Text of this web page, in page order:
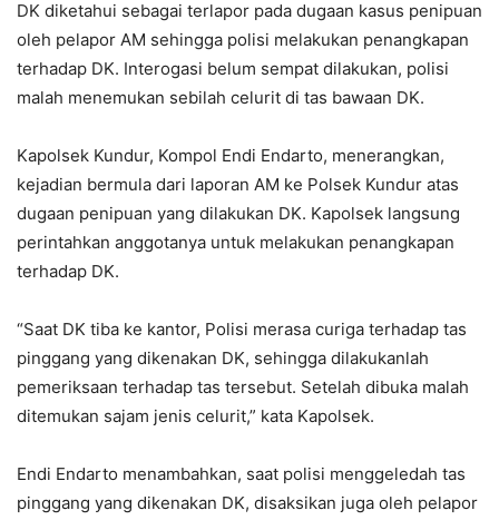
DK diketahui sebagai terlapor pada dugaan kasus penipuan
oleh pelapor AM sehingga polisi melakukan penangkapan
terhadap DK. Interogasi belum sempat dilakukan, polisi
malah menemukan sebilah celurit di tas bawaan DK.
Kapolsek Kundur, Kompol Endi Endarto, menerangkan,
kejadian bermula dari laporan AM ke Polsek Kundur atas
dugaan penipuan yang dilakukan DK. Kapolsek langsung
perintahkan anggotanya untuk melakukan penangkapan
terhadap DK.
“Saat DK tiba ke kantor, Polisi merasa curiga terhadap tas
pinggang yang dikenakan DK, sehingga dilakukanlah
pemeriksaan terhadap tas tersebut. Setelah dibuka malah
ditemukan sajam jenis celurit,” kata Kapolsek.
Endi Endarto menambahkan, saat polisi menggeledah tas
pinggang yang dikenakan DK, disaksikan juga oleh pelapor